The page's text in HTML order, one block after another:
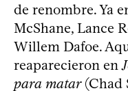
de renombre. Ya
McShane, Lance
Willem Dafoe.
reaparecieron en
para matar(Chad